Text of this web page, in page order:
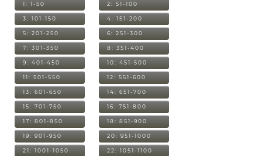
1: 1-50 2: 51-100
3: 101-150 4: 151-200
5: 201-250 6: 251-300
7: 301-350 8: 351-400
9: 401-450 10: 451-500
11: 501-550 12: 551-600
13: 601-650 14: 651-700
15: 701-750 16: 751-800
17: 801-850 18: 851-900
19: 901-950 20: 951-1000
21: 1001-1050 22: 1051-1100